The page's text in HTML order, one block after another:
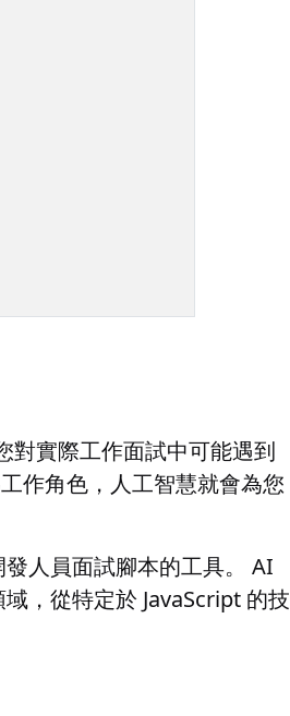
對實際工作面試中可能遇到
作角色，人工智慧就會為您
人員面試腳本的工具。 AI
，從特定於 JavaScript 的技